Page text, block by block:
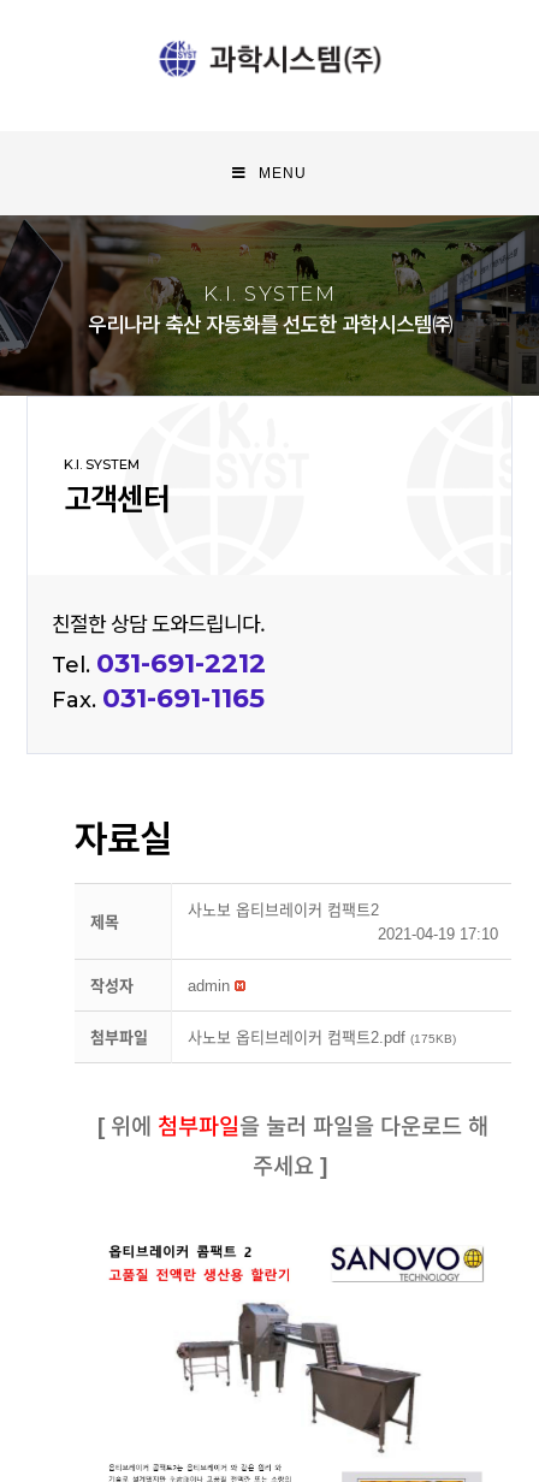
MENU
K.I. SYSTEM
우리나라 축산 자동화를 선도한 과학시스템㈜
K.I. SYSTEM
고객센터
친절한 상담 도와드립니다.
Tel. 031-691-2212
Fax. 031-691-1165
자료실
제목
사노보 옵티브레이커 컴팩트2
2021-04-19 17:10
작성자 admin
첨부파일 사노보 옵티브레이커 컴팩트2.pdf(175KB)
[ 위에 첨부파일을 눌러 파일을 다운로드 해
주세요 ]